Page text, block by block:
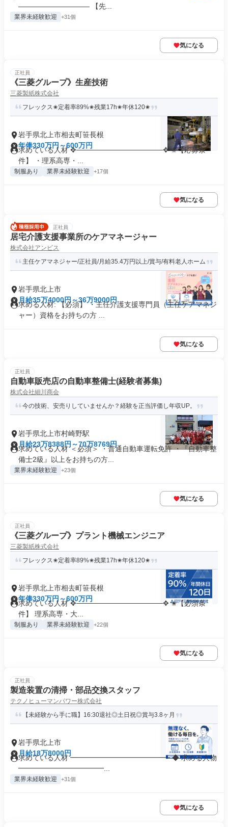
―――――――――― 【先...
業界未経験歓迎 +31個
気になる
正社員
《三菱グループ》生産技術
三菱製紙株式会社
フレックス✬​​​定着率89%✬​残業17h✬年休120✬​
岩手県北上市相去町笹長根
年俸330万円～600万円
求めている人材 ✥─────────────────✥ ✬【応募条
件】 ・理系高専・...
制服あり 業界未経験歓迎 +17個
気になる
正社員
居宅介護支援事業所のケアマネージャー
株式会社アンビス
主任ケアマネジャー/正社員/月給35.4万円以上/賞与/有料老人ホーム
岩手県北上市
月給35万4000円～36万9000円
求める人材: 【必須】 ・主任介護支援専門員（主任ケアマネジ
ャー）資格をお持ちの方 ...
気になる
正社員
自動車販売店の自動車整備士(経験者募集)
株式会社細川商会
今の技術、安売りしていませんか？経験を正当評価し年収UP。
岩手県北上市村崎野駅
月給23万8388円～70万8769円
求めている人材 ＜必須＞ ・普通自動車運転免許 ・『自動車整
備士2級』以上をお持ちの方...
業界未経験歓迎 +23個
気になる
正社員
《三菱グループ》プラント機械エンジニア
三菱製紙株式会社
フレックス✬​​​定着率89%✬​残業17h✬年休120✬​
岩手県北上市相去町笹長根
年俸330万円～600万円
求めている人材 ✥─────────────────✥ ✬【必須条
件】 理系高専・大...
制服あり 業界未経験歓迎 +22個
気になる
正社員
製造装置の清掃・部品交換スタッフ
テクノヒューマンパワー株式会社
【未経験から手に職】16:30退社◎土日祝◎賞与3.8ヶ月
岩手県北上市
月給18万8000円
求めている人材 ━━━━━━━━━━━━━━ ◆ 求める人物
━━━━━━━━━━━━...
業界未経験歓迎 +31個
気になる